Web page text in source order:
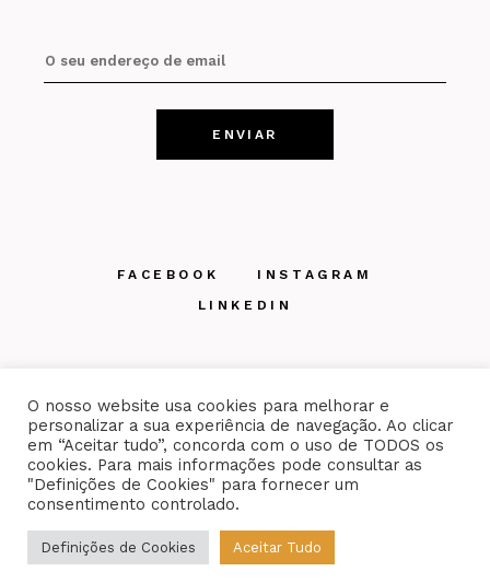
FACEBOOK
INSTAGRAM
LINKEDIN
Mantido porWDX.PT
Likesun© 2024. Todos os direitos reservados.
O nosso website usa cookies para melhorar e
personalizar a sua experiência de navegação. Ao clicar
em “Aceitar tudo”, concorda com o uso de TODOS os
cookies. Para mais informações pode consultar as
"Definições de Cookies" para fornecer um
consentimento controlado.
Definições de Cookies Aceitar Tudo